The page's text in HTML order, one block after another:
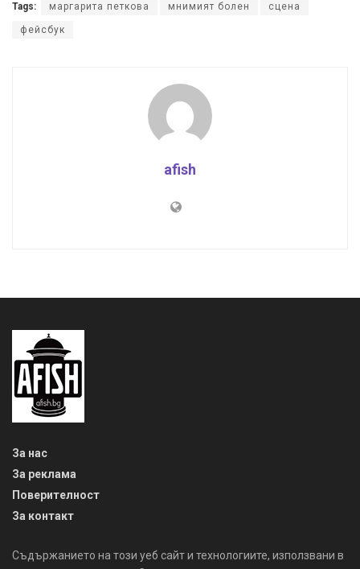
Tags: маргарита петкова мнимият болен сцена
фейсбук
afish
За нас
За реклама
Поверителност
За контакт
Съдържанието на този уеб сайт и технологиите, използвани в